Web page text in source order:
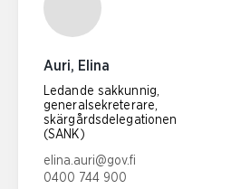
Auri, Elina
Ledande sakkunnig,
generalsekreterare,
skärgårdsdelegationen
(SANK)
E-postadress:
elina.auri@gov.fi
Telefonnummer:
0400 744 900